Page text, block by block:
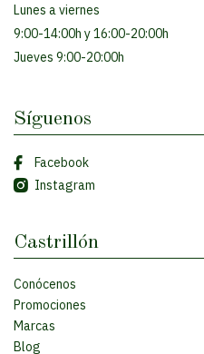
Lunes a viernes
9:00-14:00h y 16:00-20:00h
Jueves 9:00-20:00h
Síguenos
Facebook
Instagram
Castrillón
Conócenos
Promociones
Marcas
Blog